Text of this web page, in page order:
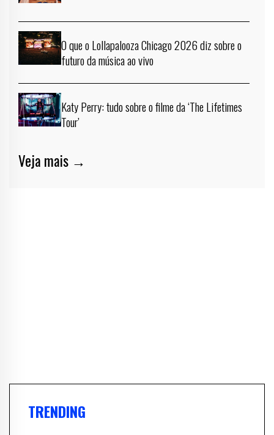
O que o Lollapalooza Chicago 2026 diz sobre o
futuro da música ao vivo
Katy Perry: tudo sobre o filme da ‘The Lifetimes
Tour’
Veja mais →
TRENDING